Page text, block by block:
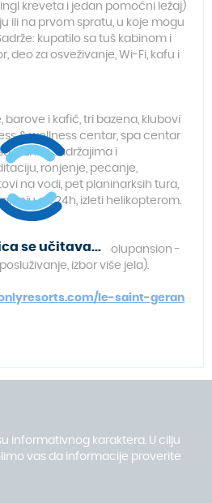
kreveta i jedan pomoćni ležaj)
ili na prvom spratu, u koje mogu
kupatilo sa tuš kabinom i
deo za osveživanje, Wi-Fi, kafu i
barove i kafić, tri bazena, klubovi
& wellness centar, spa centar
raznim sadržajima i
ronjenje, pecanje,
na vodi, pet planinarksih tura,
od 24h, izleti helikopterom.
sa doručkom ili polupansion -
izbor više jela).
le-saint-geran
informativnog karaktera. U cilju
vas da informacije proverite
se učitava...